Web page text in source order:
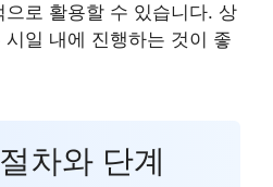
로 활용할 수 있습니다. 상
일 내에 진행하는 것이 좋
차와 단계